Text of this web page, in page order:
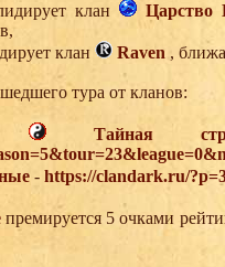
клан
Царство
клан
Raven ,
тура от кланов:
Тайная
- https://clandark.ru/
премируется 5 очками